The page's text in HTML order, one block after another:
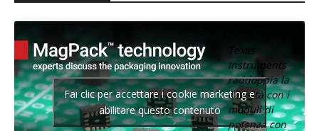
Texas
Instruments
raddoppia la
densità con i
moduli di
potenza con
Fai clic per accettare i cookie marketing e
abilitare questo contenuto